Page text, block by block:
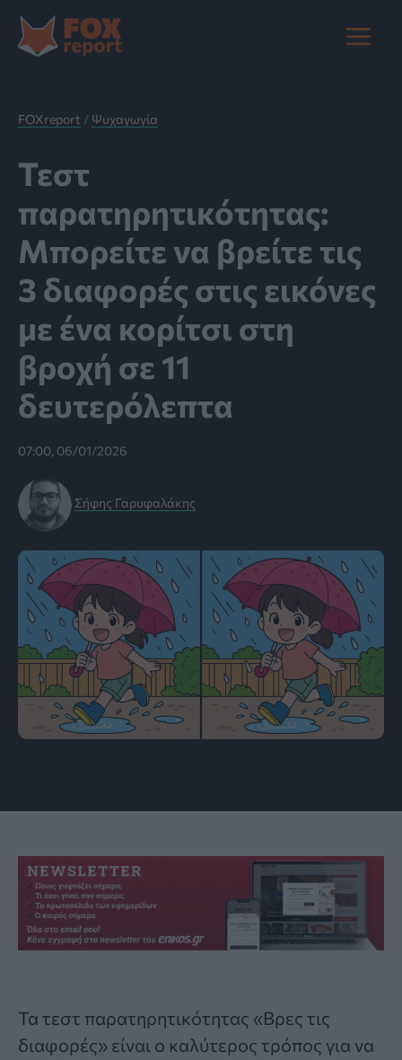
στο
περιεχόμενο
Main
FOXreport / Ψυχαγωγία
Τεστ
παρατηρητικότητας:
Μπορείτε να βρείτε τις
3 διαφορές στις εικόνες
με ένα κορίτσι στη
βροχή σε 11
δευτερόλεπτα
07:00, 06/01/2026
Σήφης Γαρυφαλάκης
Τα τεστ παρατηρητικότητας «Βρες τις
διαφορές» είναι ο καλύτερος τρόπος για να